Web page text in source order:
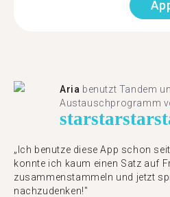
Aria benutzt Tandem
Austauschprogramm
starstarstar
„Ich benutze diese App schon
konnte ich kaum einen Satz auf
zusammenstammeln und jetzt
nachzudenken!"